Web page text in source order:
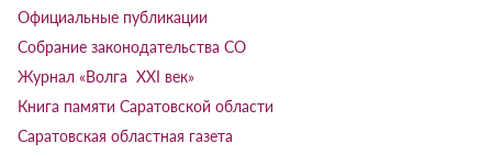
Официальные публикации
Собрание законодательства СО
Журнал «Волга XXI век»
Книга памяти Саратовской области
Саратовская областная газета